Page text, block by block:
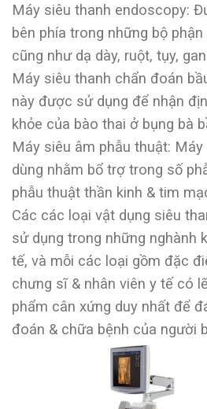
Máy siêu thanh endoscopy:
bên phía trong những bộ
cũng như dạ dày, ruột, tụy,
Máy siêu thanh chẩn đoán
này được sử dụng để nhận
khỏe của bào thai ở bụng bà
Máy siêu âm phẫu thuật:
dùng nhằm bổ trợ trong số
phẫu thuật thần kinh & tim
Các các loại vật dụng siêu
sử dụng trong những nghành
tế, và mỗi các loại gồm đặc
chưng sĩ & nhân viên y tế có
phẩm cân xứng duy nhất để
đoán & chữa bệnh của người